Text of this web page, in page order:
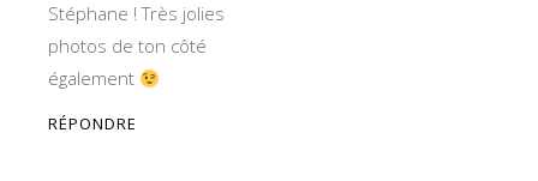
Stéphane ! Très jolies
photos de ton côté
également
RÉPONDRE